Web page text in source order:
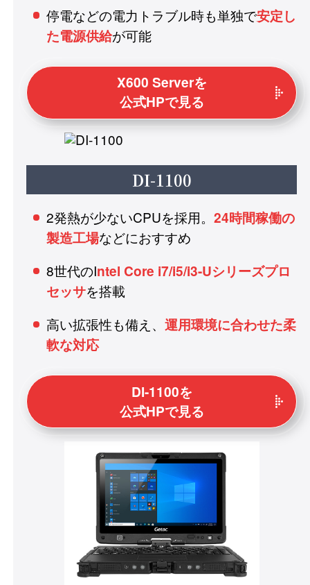
停電などの電力トラブル時も単独で安定し
た電源供給が可能
X600 Serverを
公式HPで見る
DI-1100
2発熱が少ないCPUを採用。 24時間稼働の
製造工場などにおすすめ
8世代のIntel Core i7/i5/i3-Uシリーズプロ
セッサを搭載
高い拡張性も備え、 運用環境に合わせた柔
軟な対応
DI-1100を
公式HPで見る